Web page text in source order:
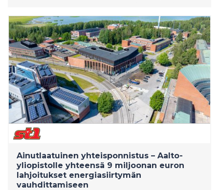
enemmän paikalliseen energiantuotantoon.
Kaasuturbiinit tarjoavat tähän nopeasti
käyttöönotettavan ja skaalautuvan ratkaisun. Uuden
kumppanuuden myötä Eagle Filtersin
kaasuturbiininsuodattimia hyödynnetään näissä
energiantuotantojärjestelmissä. Kumppanuudella ja
siihen liittyvillä kaasuturbiinisuodattimien toimituksilla
ei arv
Ainutlaatuinen yhteisponnistus – Aalto-
yliopistolle yhteensä 9 miljoonan euron
lahjoitukset energiasiirtymän
vauhdittamiseen